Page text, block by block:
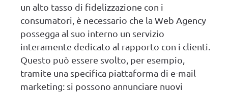
un alto tasso di fidelizzazione con i
consumatori, è necessario che la Web Agency
possegga al suo interno un servizio
interamente dedicato al rapporto con i clienti.
Questo può essere svolto, per esempio,
tramite una specifica piattaforma di e-mail
marketing: si possono annunciare nuovi